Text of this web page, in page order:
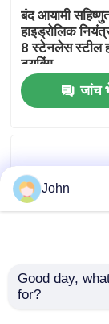
हमारे बारे में
कारखाना भ्रमण
गुणवत्ता नियंत्रण
संपर्क करें
समाचार
बंद आयामी
हाइड्रोलिक
8 स्टेनलेस स्टील
ट्यूबिंग
जांच
तेल और गैस उद्योग
John
Good day,
for?